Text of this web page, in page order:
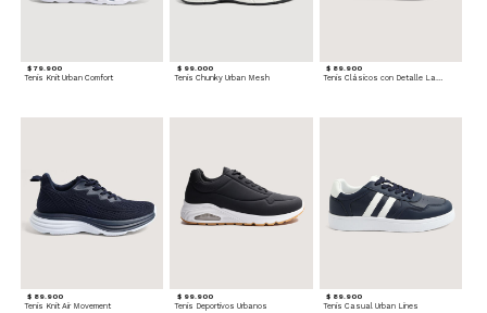
$ 79.900
Tenis Knit Urban Comfort
$ 99.000
Tenis Chunky Urban Mesh
$ 89.900
Tenis Clásicos con Detalle Lateral
$ 89.900
Tenis Knit Air Movement
$ 99.900
Tenis Deportivos Urbanos
$ 89.900
Tenis Casual Urban Lines